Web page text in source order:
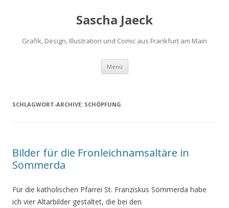
Sascha Jaeck
Grafik, Design, Illustration und Comic aus Frankfurt am Main
Menü Zum
springen
SCHLAGWORT-ARCHIVE: SCHÖPFUNG
Bilder für die Fronleichnamsaltäre in
Sömmerda
Für die katholischen Pfarrei St. Franziskus Sömmerda habe
ich vier Altarbilder gestaltet, die bei den